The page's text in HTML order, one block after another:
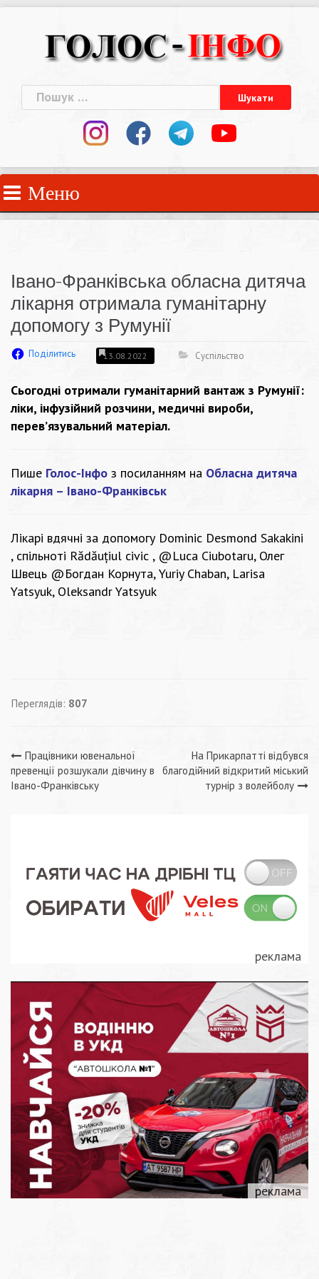
Пошук:
Меню
Івано-Франківська обласна дитяча
лікарня отримала гуманітарну
допомогу з Румунії
Поділитись 13.08.2022 Суспільство
Сьогодні отримали гуманітарний вантаж з Румунії:
ліки, інфузійний розчини, медичні вироби,
перев’язувальний матеріал.
Пише Голос-Інфо з посиланням на Обласна дитяча
лікарня – Івано-Франківськ
Лікарі вдячні за допомогу Dominic Desmond Sakakini
, спільноті Rădăuțiul civic , @Luca Ciubotaru, Олег
Швець @Богдан Корнута,Yuriy Chaban, Larisa
Yatsyuk, Oleksandr Yatsyuk
Переглядів: 807
Навігація
записів
Працівники ювенальної
превенції розшукали дівчину в
Івано-Франківську
На Прикарпатті відбувся
благодійний відкритий міський
турнір з волейболу